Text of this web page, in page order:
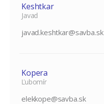
Keshtkar
Javad
javad.keshtkar@savba.sk
Kopera
Ľubomír
elekkope@savba.sk